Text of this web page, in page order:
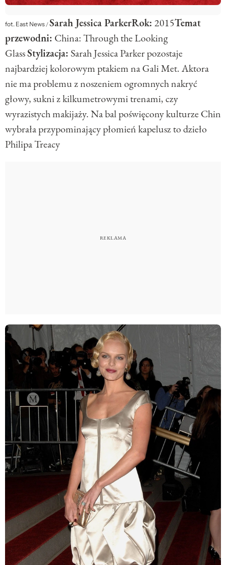
fot. East News/Sarah Jessica ParkerRok: 2015Temat
przewodni: China: Through the Looking
GlassStylizacja: Sarah Jessica Parker pozostaje
najbardziej kolorowym ptakiem na Gali Met. Aktora
nie ma problemu z noszeniem ogromnych nakryć
głowy, sukni z kilkumetrowymi trenami, czy
wyrazistych makijaży. Na bal poświęcony kulturze Chin
wybrała przypominający płomień kapelusz to dzieło
Philipa Treacy